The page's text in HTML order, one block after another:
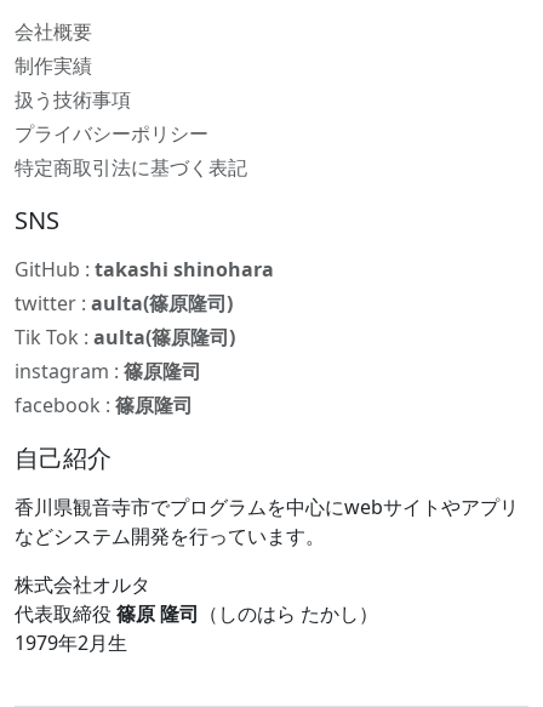
会社概要
制作実績
扱う技術事項
プライバシーポリシー
特定商取引法に基づく表記
SNS
GitHub : takashi shinohara
twitter : aulta(篠原隆司)
Tik Tok : aulta(篠原隆司)
instagram : 篠原隆司
facebook : 篠原隆司
自己紹介
香川県観音寺市でプログラムを中心にwebサイトやアプリ
などシステム開発を行っています。
株式会社オルタ
代表取締役 篠原 隆司 （しのはら たかし）
1979年2月生